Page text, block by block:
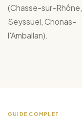
(Chasse-sur-Rhône,
Seyssuel, Chonas-
l'Amballan).
GUIDE COMPLET